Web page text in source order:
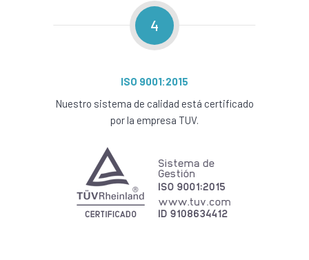
4
ISO 9001:2015
Nuestro sistema de calidad está certificado
por la empresa TUV.